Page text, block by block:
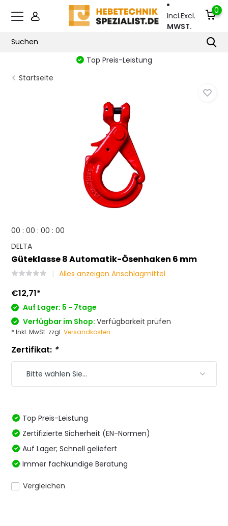
Incl.Excl.
MWST.
0
Top Preis-Leistung
Startseite
00 :00 :00 :00
DELTA
Güteklasse 8 Automatik-Ösenhaken 6 mm
Alles anzeigen Anschlagmittel
€12,71*
Auf Lager: 5 - 7tage
Verfügbar im Shop:Verfügbarkeit prüfen
* Inkl. MwSt. zzgl.Versandkosten
Zertifikat: *
Top Preis-Leistung
Zertifizierte Sicherheit (EN-Normen)
Auf Lager; Schnell geliefert
Immer fachkundige Beratung
Vergleichen